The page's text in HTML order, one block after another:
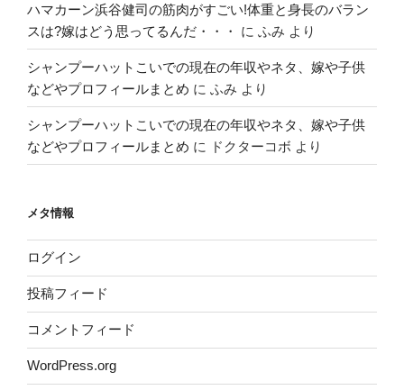
ハマカーン浜谷健司の筋肉がすごい!体重と身長のバラン
スは?嫁はどう思ってるんだ・・・
に ふみ より
シャンプーハットこいでの現在の年収やネタ、嫁や子供
などやプロフィールまとめ に ふみ より
シャンプーハットこいでの現在の年収やネタ、嫁や子供
などやプロフィールまとめ に ドクターコボ より
メタ情報
ログイン
投稿フィード
コメントフィード
WordPress.org